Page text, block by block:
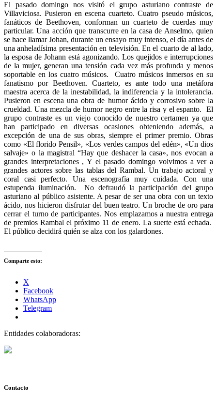
El pasado domingo nos visitó el grupo asturiano contraste de
Villaviciosa. Pusieron en escena cuarteto. Cuatro pseudo músicos,
fanáticos de Beethoven, conforman un cuarteto de cuerdas muy
particular. Una acción que transcurre en la casa de Anselmo, quien
se hace llamar Johan, durante un ensayo muy intenso, el día antes de
una anheladísima presentación en televisión. En el cuarto de al lado,
la esposa de Johann está agonizando. Los quejidos e interrupciones
de la mujer, generan una tensión cada vez más profunda y menos
soportable en los cuatro músicos. Cuatro músicos inmersos en su
fanatismo por Beethoven. Cuarteto, es ante todo una metáfora
maestra acerca de la inestabilidad, la indiferencia y la intolerancia.
Pusieron en escena una obra de humor ácido y corrosivo sobre la
crueldad. Una mezcla de humor negro entre la risa y el espanto. El
grupo contraste es un viejo conocido de nuestro certamen ya que
han participado en diversas ocasiones obteniendo además, a
excepción de una de sus obras, siempre el primer premio. Obras
como «El florido Pensil», «Los verdes campos del edén», «Un dios
salvaje» o la magistral “Hay que deshacer la casa», nos evocan a
grandes interpretaciones , Y el pasado domingo volvimos a ver a
grandes actores sobre las tablas del Rambal. Un trabajo actoral y
coral casi perfecto. Una escenografía muy cuidada. Con una
estupenda iluminación. No defraudó la participación del grupo
asturiano al público asistente. A pesar de ser una obra con un texto
ácido, nos hicieron disfrutar del buen teatro. Un broche de oro para
cerrar el turno de participantes. Nos emplazamos a nuestra entrega
de premios Rambal el próximo 11 de enero. La suerte está echada.
El público decidirá quién se alza con los galardones.
Comparte esto:
X
Facebook
WhatsApp
Telegram
Entidades colaboradoras:
Contacto